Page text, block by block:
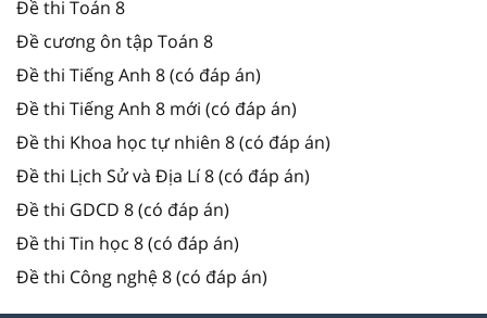
Đề thi Toán 8
Đề cương ôn tập Toán 8
Đề thi Tiếng Anh 8 (có đáp án)
Đề thi Tiếng Anh 8 mới (có đáp án)
Đề thi Khoa học tự nhiên 8 (có đáp án)
Đề thi Lịch Sử và Địa Lí 8 (có đáp án)
Đề thi GDCD 8 (có đáp án)
Đề thi Tin học 8 (có đáp án)
Đề thi Công nghệ 8 (có đáp án)